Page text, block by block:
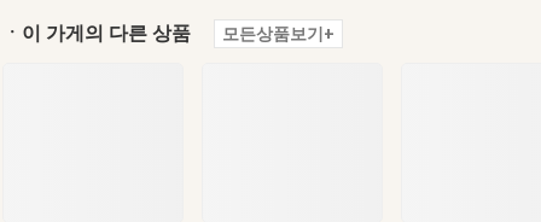
ㆍ이 가게의 다른 상품 모든상품보기+